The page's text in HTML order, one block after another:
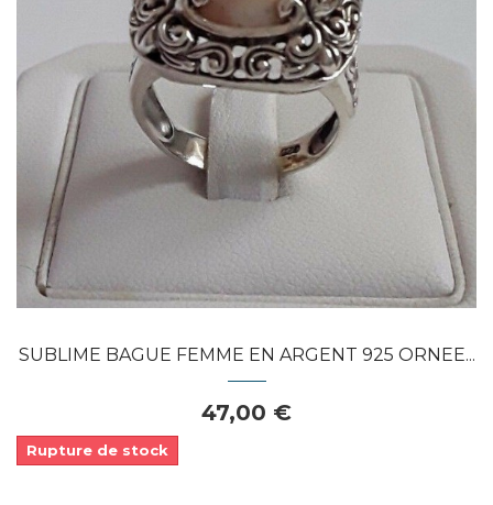
Dans mon panier
APERÇU RAPIDE
SUBLIME BAGUE FEMME EN ARGENT 925 ORNEE...
47,00 €
Rupture de stock